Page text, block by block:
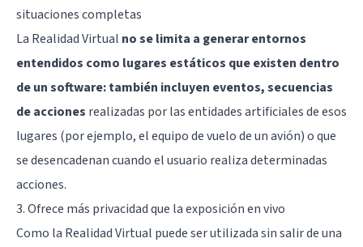
situaciones completas
La Realidad Virtual no se limita a generar entornos
entendidos como lugares estáticos que existen dentro
de un software: también incluyen eventos, secuencias
de acciones realizadas por las entidades artificiales de esos
lugares (por ejemplo, el equipo de vuelo de un avión) o que
se desencadenan cuando el usuario realiza determinadas
acciones.
3. Ofrece más privacidad que la exposición en vivo
Como la Realidad Virtual puede ser utilizada sin salir de una